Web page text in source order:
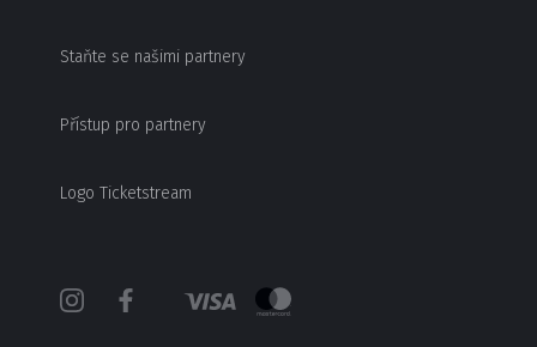
Staňte se našimi partnery
Přístup pro partnery
Logo Ticketstream